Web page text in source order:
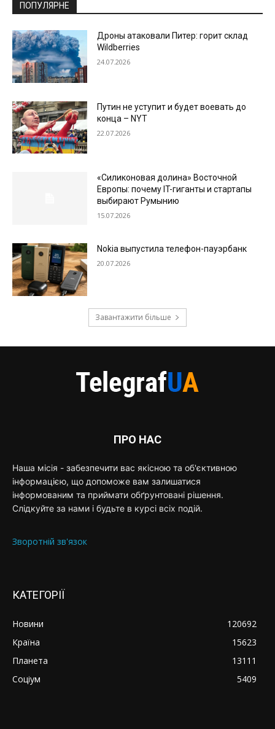
ПОПУЛЯРНЕ
Дроны атаковали Питер: горит склад
Wildberries
24.07.2026
Путин не уступит и будет воевать до
конца – NYT
22.07.2026
«Силиконовая долина» Восточной
Европы: почему IT-гиганты и стартапы
выбирают Румынию
15.07.2026
Nokia выпустила телефон-пауэрбанк
20.07.2026
Завантажити більше
ПРО НАС
Наша місія - забезпечити вас якісною та об'єктивною
інформацією, що допоможе вам залишатися
інформованим та приймати обґрунтовані рішення.
Слідкуйте за нами і будьте в курсі всіх подій.
Зворотній зв'язок
КАТЕГОРІЇ
Новини
120692
Країна
15623
Планета
13111
Соціум
5409